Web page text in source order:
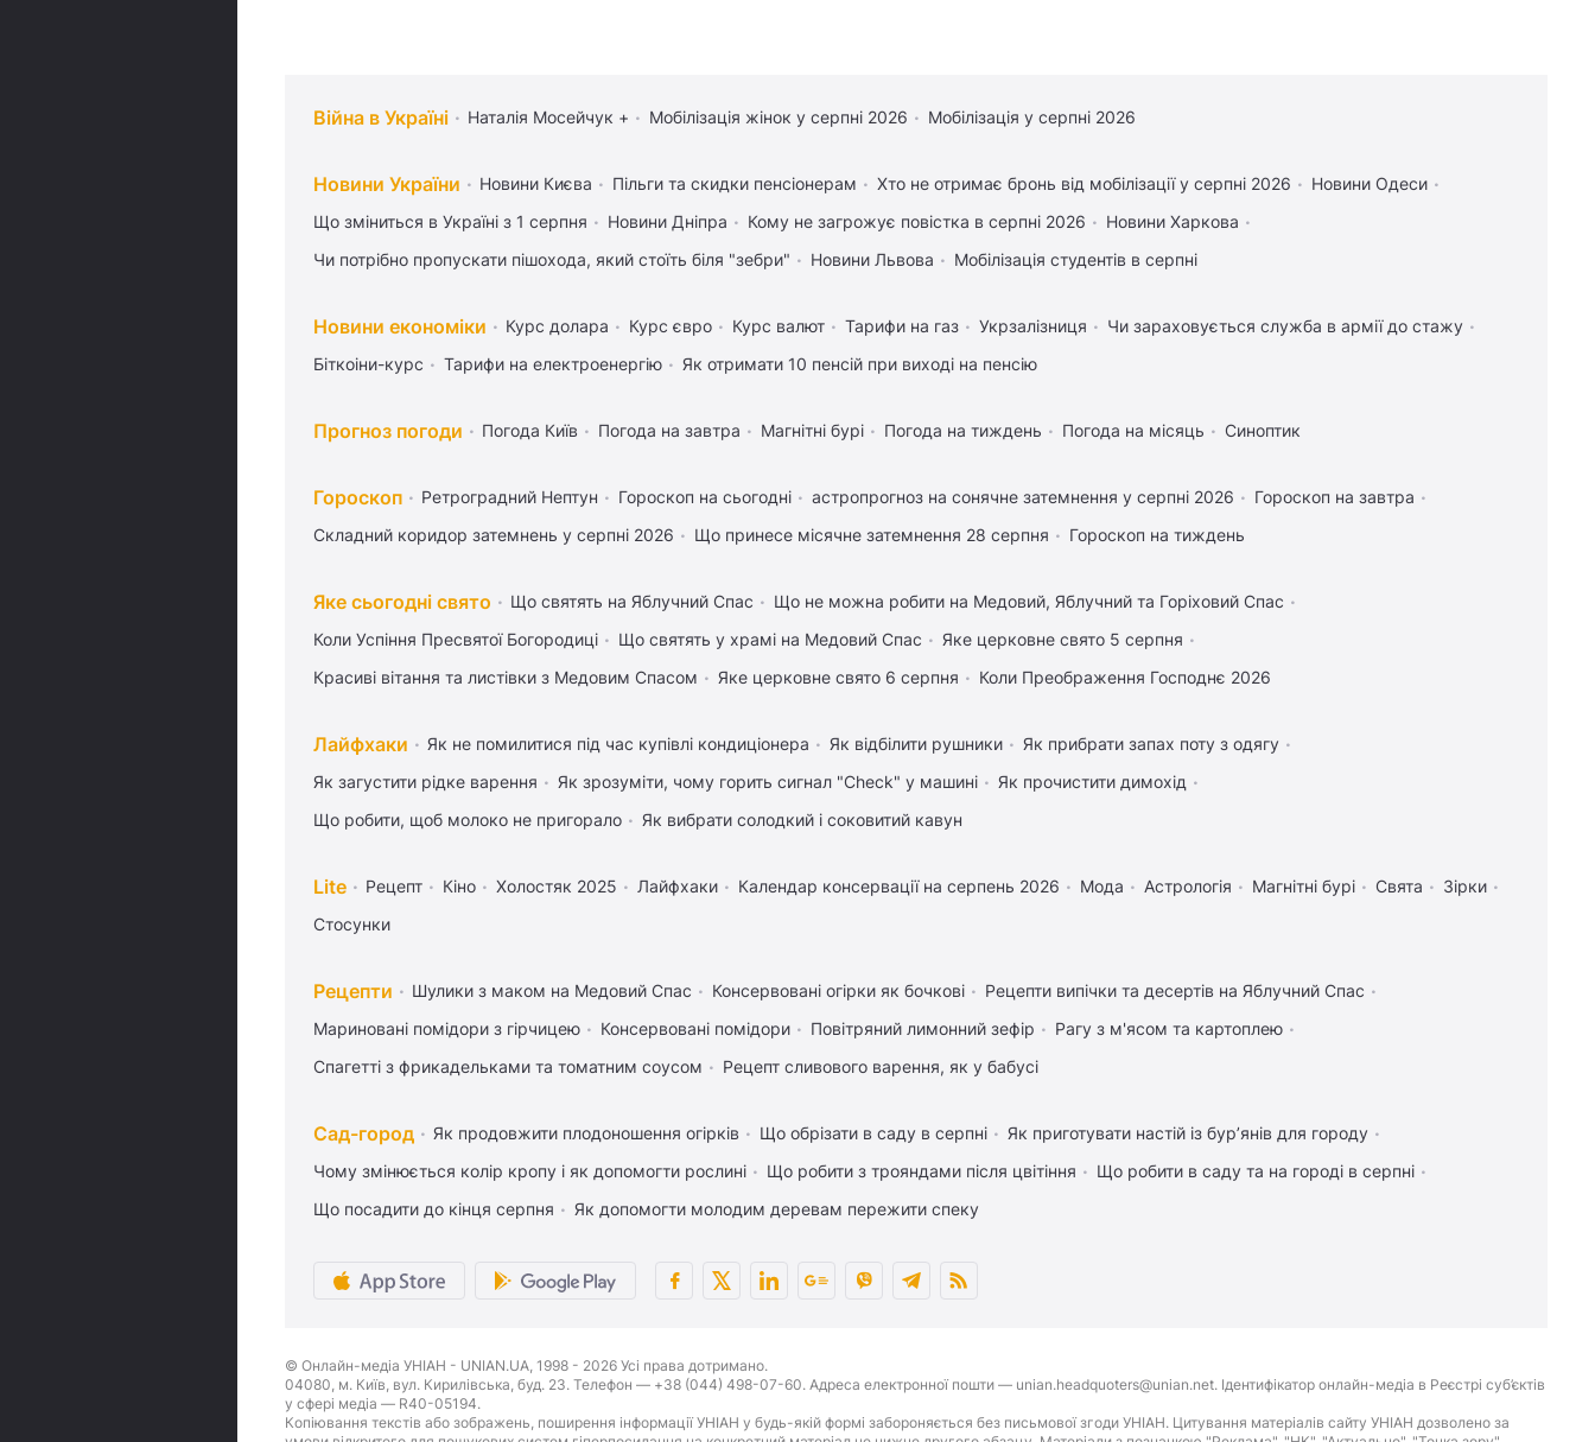
Війна в Україні Наталія Мосейчук + Мобілізація жінок у серпні 2026 Мобілізація у серпні 2026
Новини України Новини Києва Пільги та скидки пенсіонерам Хто не отримає бронь від мобілізації у серпні 2026
Новини Одеси
Що зміниться в Україні з 1 серпня
Новини Дніпра Кому не загрожує повістка в серпні 2026
Новини Харкова
Чи потрібно пропускати пішохода, який стоїть біля "зебри"
Новини Львова Мобілізація студентів в серпні
Новини економіки Курс долара Курс євро Курс валют Тарифи на газ Укрзалізниця
Чи зараховується служба в армії до стажу
Біткоіни-курс
Тарифи на електроенергію Як отримати 10 пенсій при виході на пенсію
Прогноз погоди Погода Київ Погода на завтра Магнітні бурі Погода на тиждень Погода на місяць Синоптик
Гороскоп Ретроградний Нептун Гороскоп на сьогодні астропрогноз на сонячне затемнення у серпні 2026
Гороскоп на завтра
Складний коридор затемнень у серпні 2026
Що принесе місячне затемнення 28 серпня Гороскоп на тиждень
Яке сьогодні свято Що святять на Яблучний Спас
Що не можна робити на Медовий, Яблучний та Горіховий Спас
Коли Успіння Пресвятої Богородиці
Що святять у храмі на Медовий Спас
Яке церковне свято 5 серпня
Красиві вітання та листівки з Медовим Спасом
Яке церковне свято 6 серпня Коли Преображення Господнє 2026
Лайфхаки Як не помилитися під час купівлі кондиціонера Як відбілити рушники
Як прибрати запах поту з одягу
Як загустити рідке варення
Як зрозуміти, чому горить сигнал "Check" у машині
Як прочистити димохід
Що робити, щоб молоко не пригорало
Як вибрати солодкий і соковитий кавун
Lite Рецепт Кіно Холостяк 2025 Лайфхаки Календар консервації на серпень 2026 Мода Астрологія Магнітні бурі Свята
Зірки
Стосунки
Рецепти Шулики з маком на Медовий Спас Консервовані огірки як бочкові
Рецепти випічки та десертів на Яблучний Спас
Мариновані помідори з гірчицею
Консервовані помідори Повітряний лимонний зефір
Рагу з м'ясом та картоплею
Спагетті з фрикадельками та томатним соусом
Рецепт сливового варення, як у бабусі
Сад-город Як продовжити плодоношення огірків Що обрізати в саду в серпні
Як приготувати настій із бур’янів для городу
Чому змінюється колір кропу і як допомогти рослині
Що робити з трояндами після цвітіння
Що робити в саду та на городі в серпні
Що посадити до кінця серпня
Як допомогти молодим деревам пережити спеку
© Онлайн-медіа УНІАН - UNIAN.UA, 1998 - 2026 Усі права дотримано.
04080, м. Київ, вул. Кирилівська, буд. 23. Телефон — +38 (044) 498-07-60. Адреса електронної пошти — unian.headquoters@unian.net. Ідентифікатор онлайн-медіа в Реєстрі суб’єктів
у сфері медіа — R40-05194.
Копіювання текстів або зображень, поширення інформації УНІАН у будь-якій формі забороняється без письмової згоди УНІАН. Цитування матеріалів сайту УНІАН дозволено за